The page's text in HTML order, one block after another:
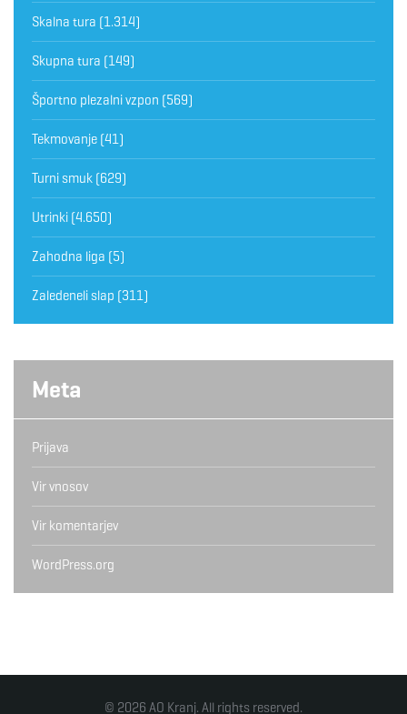
Skalna tura (1.314)
Skupna tura (149)
Športno plezalni vzpon (569)
Tekmovanje (41)
Turni smuk (629)
Utrinki (4.650)
Zahodna liga (5)
Zaledeneli slap (311)
Meta
Prijava
Vir vnosov
Vir komentarjev
WordPress.org
© 2026 AO Kranj. All rights reserved.